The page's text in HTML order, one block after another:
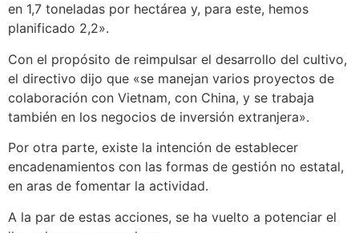
en 1,7 toneladas por hectárea y, para este, hemos
planificado 2,2».
Con el propósito de reimpulsar el desarrollo del cultivo,
el directivo dijo que «se manejan varios proyectos de
colaboración con Vietnam, con China, y se trabaja
también en los negocios de inversión extranjera».
Por otra parte, existe la intención de establecer
encadenamientos con las formas de gestión no estatal,
en aras de fomentar la actividad.
A la par de estas acciones, se ha vuelto a potenciar el